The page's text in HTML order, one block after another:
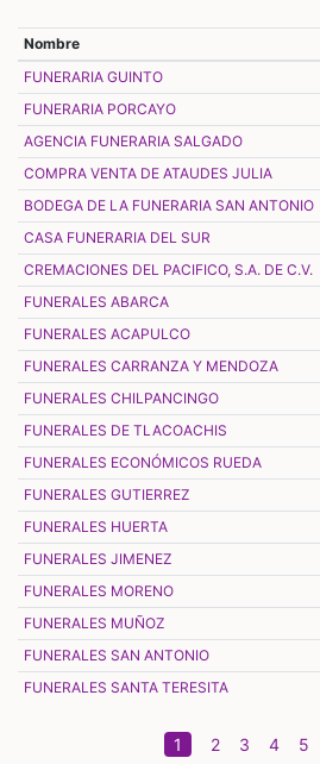
Nombre
FUNERARIA GUINTO
FUNERARIA PORCAYO
AGENCIA FUNERARIA SALGADO
COMPRA VENTA DE ATAUDES JULIA
BODEGA DE LA FUNERARIA SAN ANTONIO
CASA FUNERARIA DEL SUR
CREMACIONES DEL PACIFICO, S.A. DE C.V.
FUNERALES ABARCA
FUNERALES ACAPULCO
FUNERALES CARRANZA Y MENDOZA
FUNERALES CHILPANCINGO
FUNERALES DE TLACOACHIS
FUNERALES ECONÓMICOS RUEDA
FUNERALES GUTIERREZ
FUNERALES HUERTA
FUNERALES JIMENEZ
FUNERALES MORENO
FUNERALES MUÑOZ
FUNERALES SAN ANTONIO
FUNERALES SANTA TERESITA
1 (current)
2 3 4 5